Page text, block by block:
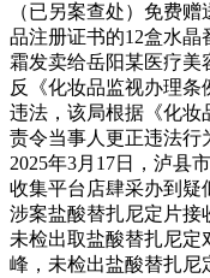
（已另案查处）免费
品注册证书的12盒水
霜发卖给岳阳某医疗美
反《化妆品监视办理
违法，该局根据《化妆
责令当事人更正违法行
2025年3月17日，泸县
收集平台店肆采办到疑
涉案盐酸替扎尼定片接
未检出取盐酸替扎尼
峰，未检出盐酸替扎尼